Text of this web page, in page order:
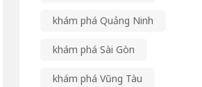
khám phá Quảng Ninh
khám phá Sài Gòn
khám phá Vũng Tàu